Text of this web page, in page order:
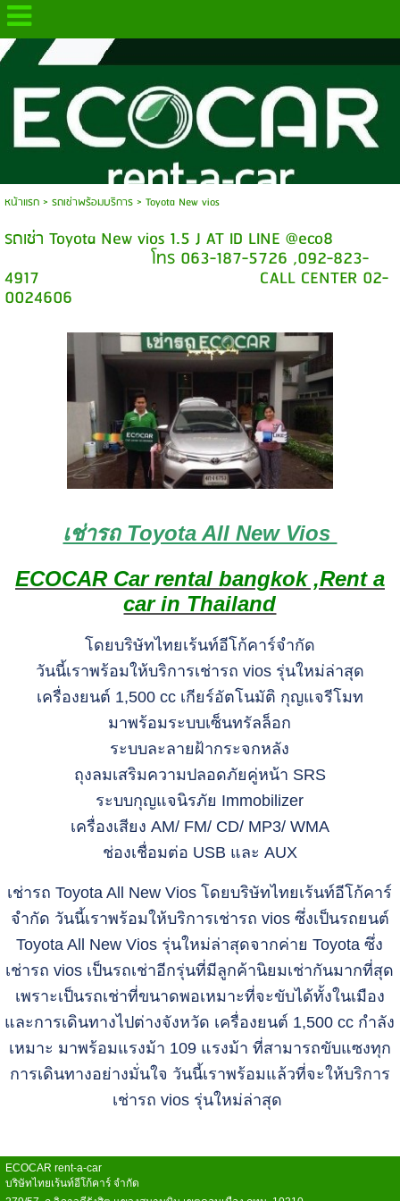
.
หน้าแรก> รถเช่าพร้อมบริการ > Toyota New vios
รถเช่า Toyota New vios 1.5 J AT ID LINE @eco8
โทร 063-187-5726 ,092-823-
4917 CALL CENTER 02-
0024606
เช่ารถ Toyota All New Vios
ECOCAR Car rental bangkok ,Rent a
car in Thailand
โดยบริษัทไทยเร้นท์อีโก้คาร์จำกัด
วันนี้เราพร้อมให้บริการเช่ารถ vios รุ่นใหม่ล่าสุด
เครื่องยนต์ 1,500 cc เกียร์อัตโนมัติ กุญแจรีโมท
มาพร้อมระบบเซ็นทรัลล็อก
ระบบละลายฝ้ากระจกหลัง
ถุงลมเสริมความปลอดภัยคู่หน้า SRS
ระบบกุญแจนิรภัย Immobilizer
เครื่องเสียง AM/ FM/ CD/ MP3/ WMA
ช่องเชื่อมต่อ USB และ AUX
เช่ารถ Toyota All New Vios โดยบริษัทไทยเร้นท์อีโก้คาร์
จำกัด วันนี้เราพร้อมให้บริการเช่ารถ vios ซึ่งเป็นรถยนต์
Toyota All New Vios รุ่นใหม่ล่าสุดจากค่าย Toyota ซึ่ง
เช่ารถ vios เป็นรถเช่าอีกรุ่นที่มีลูกค้านิยมเช่ากันมากที่สุด
เพราะเป็นรถเช่าที่ขนาดพอเหมาะที่จะขับได้ทั้งในเมือง
และการเดินทางไปต่างจังหวัด เครื่องยนต์ 1,500 cc กำลัง
เหมาะ มาพร้อมแรงม้า 109 แรงม้า ที่สามารถขับแซงทุก
การเดินทางอย่างมั่นใจ วันนี้เราพร้อมแล้วที่จะให้บริการ
เช่ารถ vios รุ่นใหม่ล่าสุด
ECOCAR rent-a-car
บริษัทไทยเร้นท์อีโก้คาร์ จำกัด